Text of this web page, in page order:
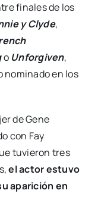
finales de los
y Clyde,
o Unforgiven,
nominado en los
de Gene
con Fay
tuvieron tres
el actor estuvo
aparición en